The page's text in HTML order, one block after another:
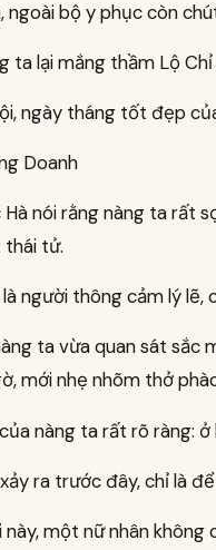
ngoài bộ y phục còn
ta lại mắng thầm Lộ
ngày tháng tốt đẹp
Doanh
Hà nói rằng nàng ta rất
thái tử.
là người thông cảm lý lẽ,
ta vừa quan sát sắc
mới nhẹ nhõm thở
nàng ta rất rõ ràng: ở
ra trước đây, chỉ là
này, một nữ nhân